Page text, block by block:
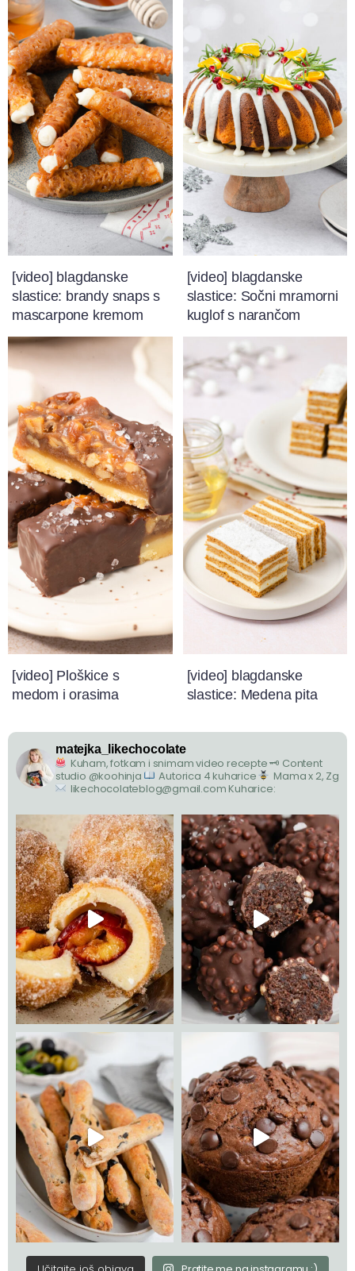
[video] blagdanske
slastice: brandy snaps s
mascarpone kremom
[video] blagdanske
slastice: Sočni mramorni
kuglof s narančom
[video] Ploškice s
medom i orasima
[video] blagdanske
slastice: Medena pita
matejka_likechocolate
Kuham, fotkam i snimam video recepte🗝 Content
studio @koohinja
Autorica 4 kuharice
Mama x 2, Zg
likechocolateblog@gmail.com Kuharice: